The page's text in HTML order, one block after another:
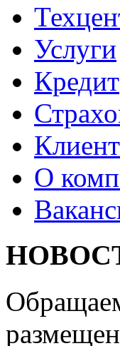
Услуги
Кредит
О